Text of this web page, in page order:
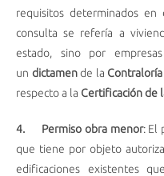
requisitos determinados
consulta se refería a
estado, sino por
un dictamende la
respecto a la Certificación de
4. Permiso obra menor: El
que tiene por objeto
edificaciones existentes